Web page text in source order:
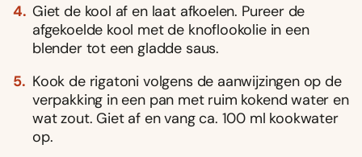
Giet de kool af en laat afkoelen. Pureer de
afgekoelde kool met de knoflookolie in een
blender tot een gladde saus.
Kook de rigatoni volgens de aanwijzingen op de
verpakking in een pan met ruim kokend water en
wat zout. Giet af en vang ca. 100 ml kookwater
op.